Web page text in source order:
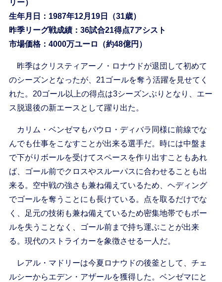
リー）
生年月日：1987年12月19日（31歳）
昨季リーグ戦成績：36試合21得点7アシスト
市場価格：4000万ユーロ（約48億円）
昨季はクリスティアーノ・ロナウドが退団して初めて
のシーズンとなったが、21ゴールを奪う活躍を見せてく
れた。20ゴール以上の得点は3シーズンぶりとなり、エー
ス脱退後の新エースとして躍り出た。
カリム・ベンゼマもパウロ・ディバラ同様に前線でな
んでも仕事をこなすことが出来る選手だ。時には中盤ま
で下がりボールを受けてスペースを作り出すこともあれ
ば、ゴール前でクロスやスルーパスに合わせることも出
来る。空中戦の強さも兼ね備えているため、ヘディング
でゴールを奪うことにも長けている。点を取るだけでな
く、足元の技術も兼ね備えているため密集地帯でもボー
ルを失うことなく、ゴール前まで持ち運ぶことが出来
る。現代のストライカーを象徴させる一人だ。
レアル・マドリーは今夏ロナウドの後釜として、チェ
ルシーからエデン・アザールを獲得した。ベンゼマにと